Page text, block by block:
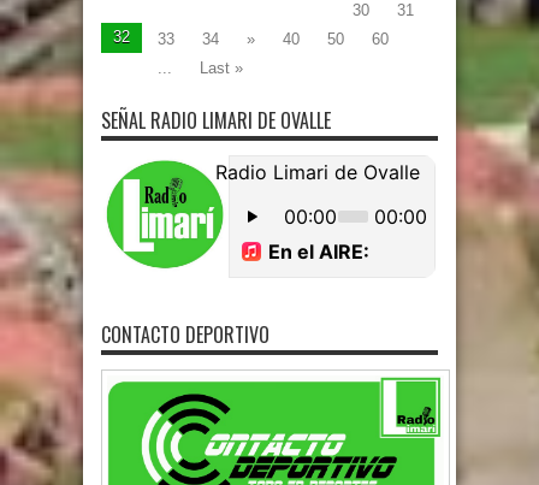
30
31
32
33 34 » 40 50
60
...
Last »
SEÑAL RADIO LIMARI DE OVALLE
CONTACTO DEPORTIVO